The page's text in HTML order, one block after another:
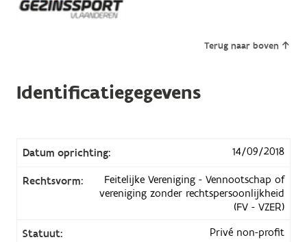
Terug naar boven
Identificatiegegevens
Datum oprichting: 14/09/2018
Rechtsvorm:
Feitelijke Vereniging - Vennootschap of
vereniging zonder rechtspersoonlijkheid
(FV - VZER)
Statuut:
Privé non-profit